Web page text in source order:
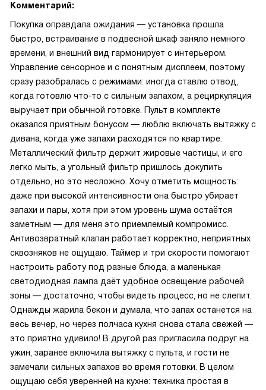
Комментарий:
Покупка оправдала ожидания — установка прошла
быстро, встраивание в подвесной шкаф заняло немного
времени, и внешний вид гармонирует с интерьером.
Управление сенсорное и с понятным дисплеем, поэтому
сразу разобралась с режимами: иногда ставлю отвод,
когда готовлю что-то с сильным запахом, а рециркуляция
выручает при обычной готовке. Пульт в комплекте
оказался приятным бонусом — люблю включать вытяжку с
дивана, когда уже запахи расходятся по квартире.
Металлический фильтр держит жировые частицы, и его
легко мыть, а угольный фильтр пришлось докупить
отдельно, но это несложно. Хочу отметить мощность:
даже при высокой интенсивности она быстро убирает
запахи и пары, хотя при этом уровень шума остаётся
заметным — для меня это приемлемый компромисс.
Антивозвратный клапан работает корректно, неприятных
сквозняков не ощущаю. Таймер и три скорости помогают
настроить работу под разные блюда, а маленькая
светодиодная лампа даёт удобное освещение рабочей
зоны — достаточно, чтобы видеть процесс, но не слепит.
Однажды жарила бекон и думала, что запах останется на
весь вечер, но через полчаса кухня снова стала свежей —
это приятно удивило! В другой раз пригласила подруг на
ужин, заранее включила вытяжку с пульта, и гости не
замечали сильных запахов во время готовки. В целом
ощущаю себя уверенней на кухне: техника простая в